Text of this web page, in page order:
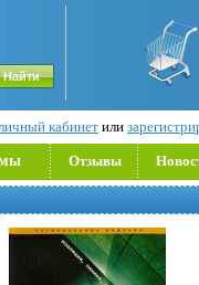
кабинет или
Отзывы